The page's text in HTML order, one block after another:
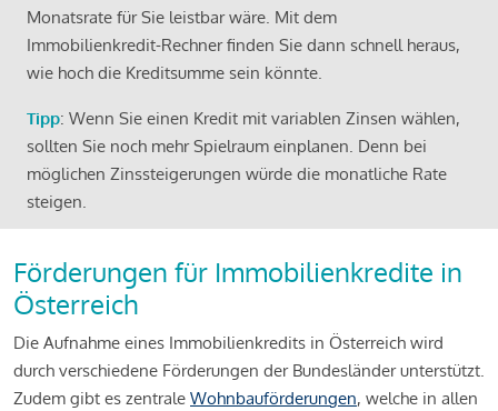
Monatsrate für Sie leistbar wäre. Mit dem
Immobilienkredit-Rechner finden Sie dann schnell heraus,
wie hoch die Kreditsumme sein könnte.
Tipp: Wenn Sie einen Kredit mit variablen Zinsen wählen,
sollten Sie noch mehr Spielraum einplanen. Denn bei
möglichen Zinssteigerungen würde die monatliche Rate
steigen.
Förderungen für Immobilienkredite in
Österreich
Die Aufnahme eines Immobilienkredits in Österreich wird
durch verschiedene Förderungen der Bundesländer unterstützt.
Zudem gibt es zentrale Wohnbauförderungen, welche in allen